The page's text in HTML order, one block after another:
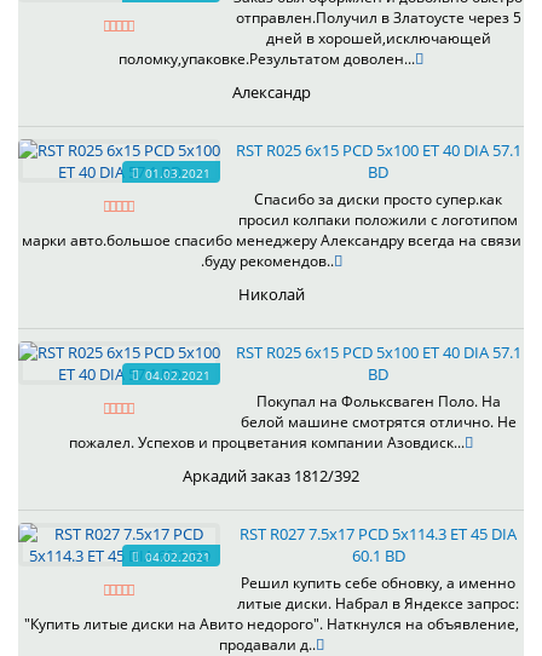
отправлен.Получил в Златоусте через 5
дней в хорошей,исключающей
поломку,упаковке.Результатом доволен...
Александр
01.03.2021
RST R025 6x15 PCD 5x100 ET 40 DIA 57.1
BD
Спасибо за диски просто супер.как
просил колпаки положили с логотипом
марки авто.большое спасибо менеджеру Александру всегда на связи
.буду рекомендов..
Николай
04.02.2021
RST R025 6x15 PCD 5x100 ET 40 DIA 57.1
BD
Покупал на Фольксваген Поло. На
белой машине смотрятся отлично. Не
пожалел. Успехов и процветания компании Азовдиск...
Аркадий заказ 1812/392
04.02.2021
RST R027 7.5x17 PCD 5x114.3 ET 45 DIA
60.1 BD
Решил купить себе обновку, а именно
литые диски. Набрал в Яндексе запрос:
"Купить литые диски на Авито недорого". Наткнулся на объявление,
продавали д..